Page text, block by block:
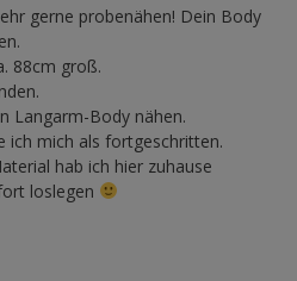
gerne probenähen! Dein Body
88cm groß.
Langarm-Body nähen.
ich mich als fortgeschritten.
hab ich hier zuhause
loslegen